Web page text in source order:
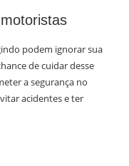
podem ignorar sua
de cuidar desse
a segurança no
acidentes e ter